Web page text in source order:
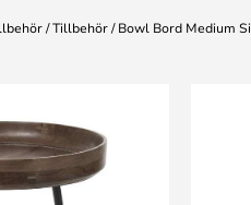
Tillbehör Bowl Bord Medium